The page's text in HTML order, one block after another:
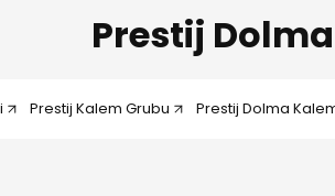
Prestij
Prestij Kalem Grubu Prestij Dolma